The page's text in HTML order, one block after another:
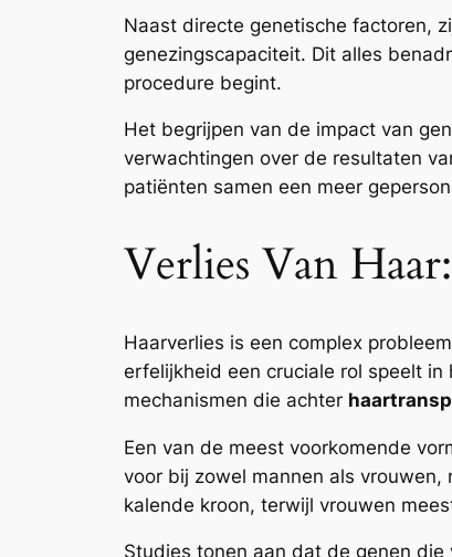
Naast directe genetische factoren,
genezingscapaciteit. Dit alles
procedure begint.
Het begrijpen van de impact van
verwachtingen over de resultaten
patiënten samen een meer
Verlies Van
Haarverlies is een complex
erfelijkheid een cruciale rol speelt
mechanismen die achter
Een van de meest voorkomende
voor bij zowel mannen als
kalende kroon, terwijl vrouwen
Studies tonen aan dat de genen